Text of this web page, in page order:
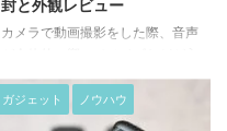
封と外観レビュー
カメラで動画撮影をした際、音声
るなどして気になった事はないで
しょうか？ 今回は、ミラーレス
カメラでの音声収録をよりクリア
ガジェット ノウハウ